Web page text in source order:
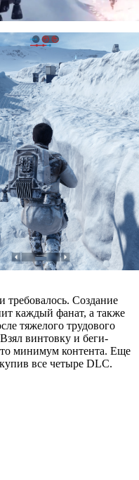
требовалось. Создание
каждый фанат, а также
тяжелого трудового
винтовку и беги-
минимум контента. Еще
все четыре DLC.